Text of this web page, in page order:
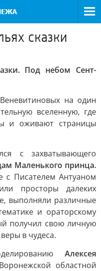
сказки
Под небом Сент-
на один
вселенную, где
и оживают страницы
с захватывающего
Маленького принца.
с Писателем Антуаном
просторы далеких
выполняли различные
и ораторскому
получил свою личную
в чудеса.
Алексея
областной